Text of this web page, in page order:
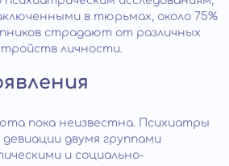
в тюрьмах, около 75%
страдают от различных
личности.
пока неизвестна. Психиатры
двумя группами
и социально-